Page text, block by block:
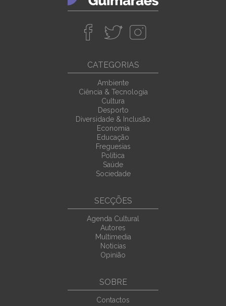
CATEGORIAS
Ambiente
Ciência & Tecnologia
Cultura
Desporto
Diversidade & Inclusão
Economia
Educação
Freguesias
Política
Saúde
Sociedade
SECÇÕES
Agenda Cultural
Autores
Multimedia
Noticias
Opinião
SOBRE
Contactos